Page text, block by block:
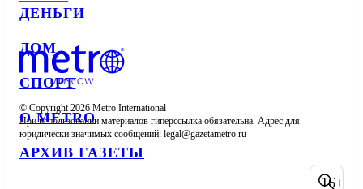
ДЕНЬГИ
ДОМ
СПОРТ
О METRO
АРХИВ ГАЗЕТЫ
© Copyright 2026 Metro International
При использовании материалов гиперссылка обязательна. Адрес для
юридически значимых сообщений:
16+